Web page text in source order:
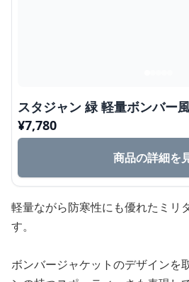
スタジャン 緑 軽量ボンバー
¥7,780
商品の詳細を
軽量ながら防寒性にも優れたミリ
す。
ボンバージャケットのデザインを